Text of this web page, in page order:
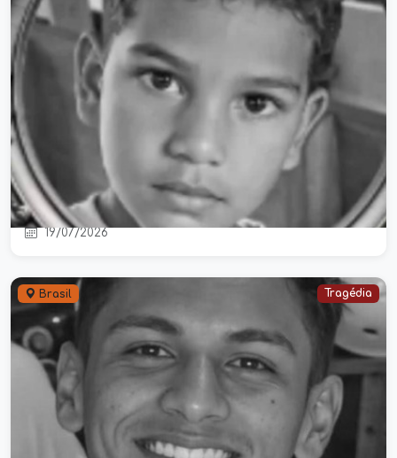
Criança de 6 anos morre após
acidente envolvendo mochila com
facas no interior do Amazonas
19/07/2026
Brasil Tragédia